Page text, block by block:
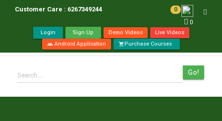
Customer Care : 6267349244
0
0
Login Sign Up Demo Videos Live Videos
androidAndroid Application shopping_cart Purchase Courses
Search..... Go!